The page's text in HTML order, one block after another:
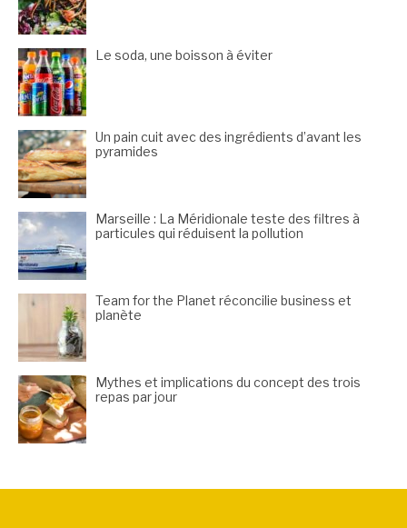
Le soda, une boisson à éviter
Un pain cuit avec des ingrédients d’avant les
pyramides
Marseille : La Méridionale teste des filtres à
particules qui réduisent la pollution
Team for the Planet réconcilie business et
planète
Mythes et implications du concept des trois
repas par jour